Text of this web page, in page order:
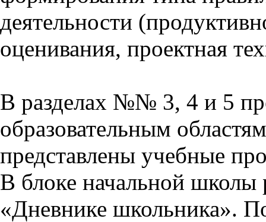
деятельности
оценивания, проектная
В разделах №№ 3, 4 и 5
образовательным
представлены учебные
В блоке начальной школы
«Дневнике школьника».